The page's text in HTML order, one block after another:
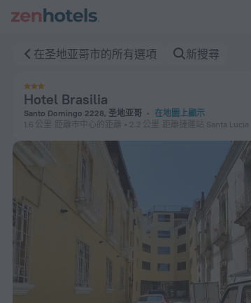
在圣地亚哥市的所有選項 新搜尋
Hotel Brasilia
Santo Domingo 2228, 圣地亚哥
在地圖上顯示
1.6 公里
距離市中心的距離 距離捷運站 Santa Lucia
Hotel Brasilia 在圣地亚哥 — 立即在 ZenHotels.com